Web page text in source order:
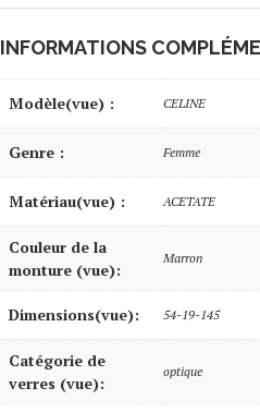
INFORMATIONS
Modèle(vue) : CELINE
Genre : Femme
Matériau(vue) : ACETATE
Couleur de la
monture (vue):
Marron
Dimensions(vue): 54-19-145
Catégorie de
verres (vue):
optique